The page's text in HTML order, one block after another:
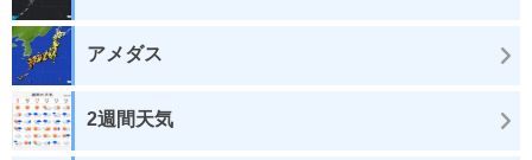
アメダス
2週間天気